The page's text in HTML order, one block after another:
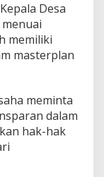
Desa
memiliki
masterplan
meminta
dalam
hak-hak